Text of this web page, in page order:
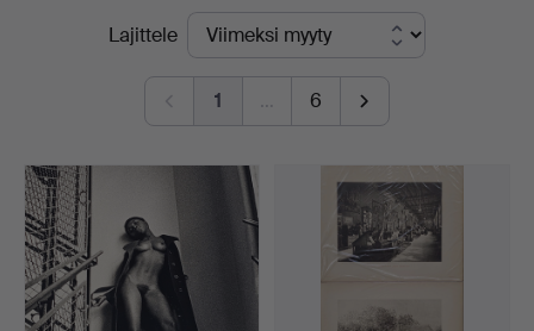
LopullisetLajittele
1 … 6